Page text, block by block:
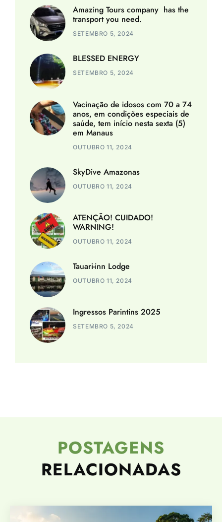
Amazing Tours company has the
transport you need.
SETEMBRO 5, 2024
BLESSED ENERGY
SETEMBRO 5, 2024
Vacinação de idosos com 70 a 74
anos, em condições especiais de
saúde, tem início nesta sexta (5)
em Manaus
OUTUBRO 11, 2024
SkyDive Amazonas
OUTUBRO 11, 2024
ATENÇÃO! CUIDADO!
WARNING!
OUTUBRO 11, 2024
Tauari-inn Lodge
OUTUBRO 11, 2024
Ingressos Parintins 2025
SETEMBRO 5, 2024
POSTAGENS
RELACIONADAS